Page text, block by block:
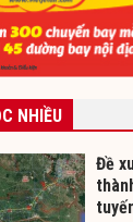
NHIỀU
Đề